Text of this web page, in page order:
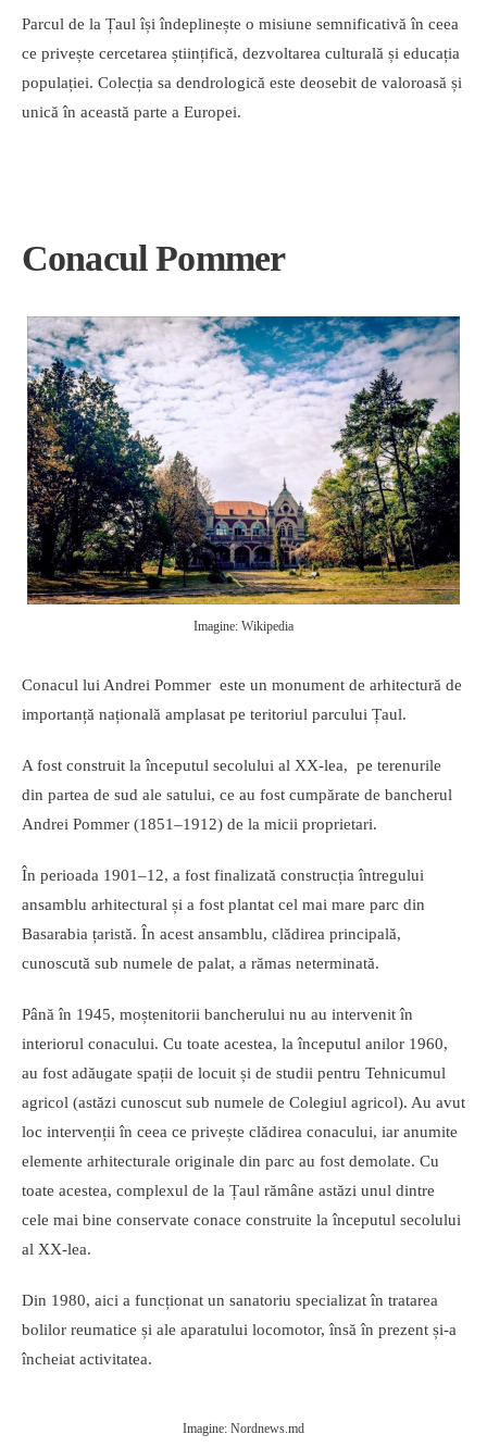
Parcul de la Țaul își îndeplinește o misiune semnificativă în ceea
ce privește cercetarea științifică, dezvoltarea culturală și educația
populației. Colecția sa dendrologică este deosebit de valoroasă și
unică în această parte a Europei.
Conacul Pommer
Imagine: Wikipedia
Conacul lui Andrei Pommer este un monument de arhitectură de
importanță națională amplasat pe teritoriul parcului Țaul.
A fost construit la începutul secolului al XX-lea, pe terenurile
din partea de sud ale satului, ce au fost cumpărate de bancherul
Andrei Pommer (1851–1912) de la micii proprietari.
În perioada 1901–12, a fost finalizată construcția întregului
ansamblu arhitectural și a fost plantat cel mai mare parc din
Basarabia țaristă. În acest ansamblu, clădirea principală,
cunoscută sub numele de palat, a rămas neterminată.
Până în 1945, moștenitorii bancherului nu au intervenit în
interiorul conacului. Cu toate acestea, la începutul anilor 1960,
au fost adăugate spații de locuit și de studii pentru Tehnicumul
agricol (astăzi cunoscut sub numele de Colegiul agricol). Au avut
loc intervenții în ceea ce privește clădirea conacului, iar anumite
elemente arhitecturale originale din parc au fost demolate. Cu
toate acestea, complexul de la Țaul rămâne astăzi unul dintre
cele mai bine conservate conace construite la începutul secolului
al XX-lea.
Din 1980, aici a funcționat un sanatoriu specializat în tratarea
bolilor reumatice și ale aparatului locomotor, însă în prezent și-a
încheiat activitatea.
Imagine: Nordnews.md